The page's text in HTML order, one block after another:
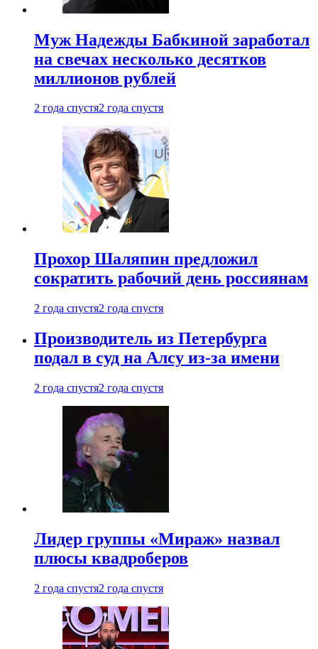
Муж Надежды Бабкиной заработал
на свечах несколько десятков
миллионов рублей
2 года спустя2 года спустя
Прохор Шаляпин предложил
сократить рабочий день россиянам
2 года спустя2 года спустя
Производитель из Петербурга
подал в суд на Алсу из-за имени
2 года спустя2 года спустя
Лидер группы «Мираж» назвал
плюсы квадроберов
2 года спустя2 года спустя